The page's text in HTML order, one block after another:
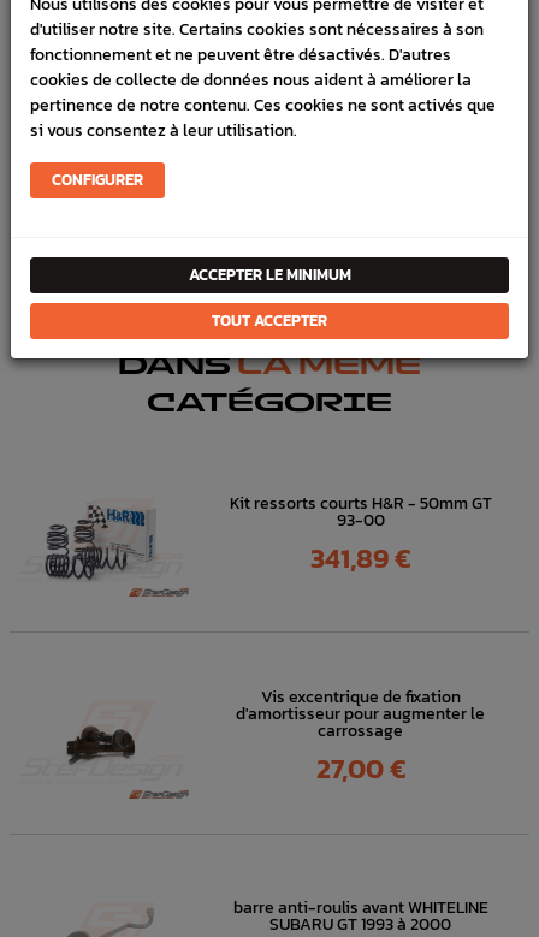
SCHÉMA CONSTRUCTEUR
Marque :SUBARU
Référence :3003
En stock :2
Chassis
Pièces origine constructeur
DANSLA MÊME
CATÉGORIE
Kit ressorts courts H&R - 50mm GT
93-00
Prix
341,89 €
Vis excentrique de fixation
d'amortisseur pour augmenter le
carrossage
Prix
27,00 €
barre anti-roulis avant WHITELINE
SUBARU GT 1993 à 2000
d'utiliser notre site. Certains cookies sont nécessaires à son
fonctionnement et ne peuvent être désactivés. D'autres
cookies de collecte de données nous aident à améliorer la
pertinence de notre contenu. Ces cookies ne sont activés que
si vous consentez à leur utilisation.
CONFIGURER
ACCEPTER LE MINIMUM
TOUT ACCEPTER